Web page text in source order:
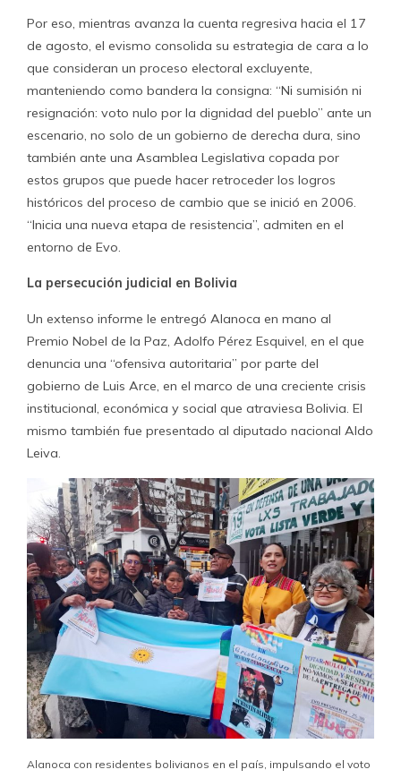
Por eso, mientras avanza la cuenta regresiva hacia el 17
de agosto, el evismo consolida su estrategia de cara a lo
que consideran un proceso electoral excluyente,
manteniendo como bandera la consigna: “Ni sumisión ni
resignación: voto nulo por la dignidad del pueblo” ante un
escenario, no solo de un gobierno de derecha dura, sino
también ante una Asamblea Legislativa copada por
estos grupos que puede hacer retroceder los logros
históricos del proceso de cambio que se inició en 2006.
“Inicia una nueva etapa de resistencia”, admiten en el
entorno de Evo.
La persecución judicial en Bolivia
Un extenso informe le entregó Alanoca en mano al
Premio Nobel de la Paz, Adolfo Pérez Esquivel, en el que
denuncia una “ofensiva autoritaria” por parte del
gobierno de Luis Arce, en el marco de una creciente crisis
institucional, económica y social que atraviesa Bolivia. El
mismo también fue presentado al diputado nacional Aldo
Leiva.
Alanoca con residentes bolivianos en el país, impulsando el voto